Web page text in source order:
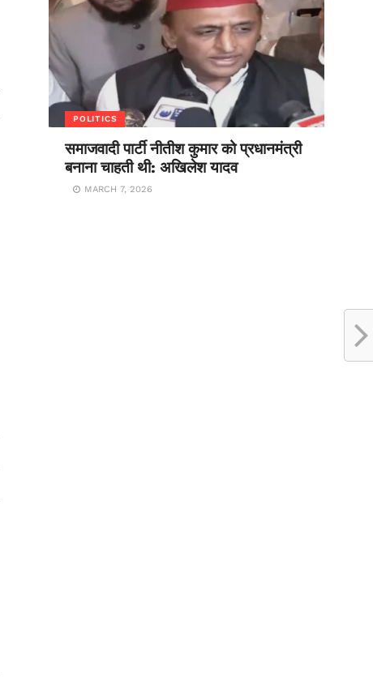
POLITICS
समाजवादी पार्टी नीतीश कुमार को प्रधानमंत्री
बनाना चाहती थी: अखिलेश यादव
MARCH 7, 2026